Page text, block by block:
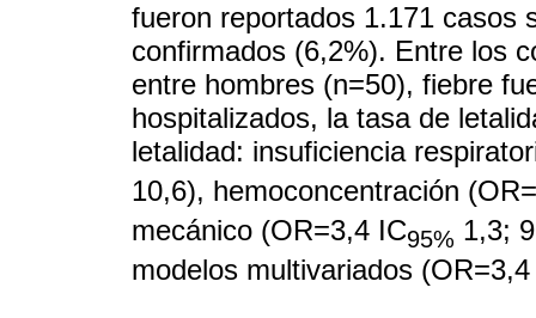
fueron reportados 1.171 casos
confirmados (6,2%). Entre los
entre hombres (n=50), fiebre
hospitalizados, la tasa de
letalidad: insuficiencia
10,6), hemoconcentración
mecánico (OR=3,4 IC95% 1,3;
modelos multivariados